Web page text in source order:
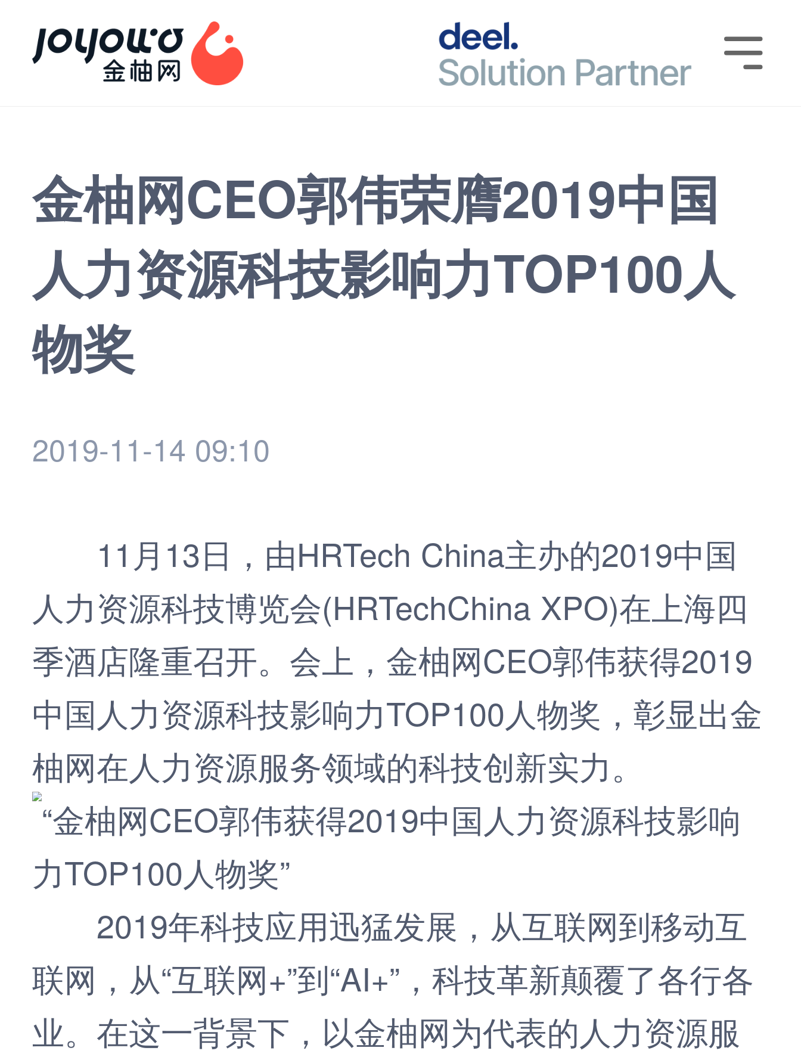

金柚网CEO郭伟荣膺2019中国
人力资源科技影响力TOP100人
物奖
2019-11-14 09:10
11月13日，由HRTech China主办的2019中国
人力资源科技博览会(HRTechChina XPO)在上海四
季酒店隆重召开。会上，金柚网CEO郭伟获得2019
中国人力资源科技影响力TOP100人物奖，彰显出金
柚网在人力资源服务领域的科技创新实力。
2019年科技应用迅猛发展，从互联网到移动互
联网，从“互联网+”到“AI+”，科技革新颠覆了各行各
业。在这一背景下，以金柚网为代表的人力资源服